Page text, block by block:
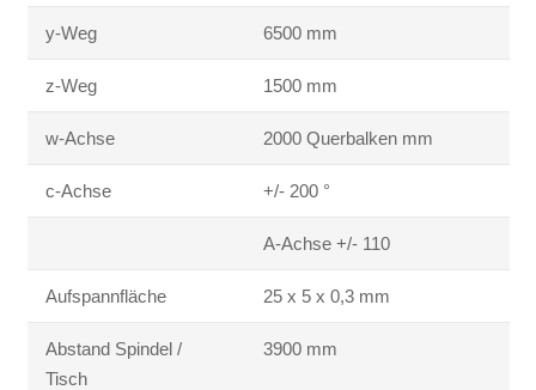
y-Weg 6500 mm
z-Weg 1500 mm
w-Achse 2000 Querbalken mm
c-Achse +/- 200 °
A-Achse +/- 110
Aufspannfläche 25 x 5 x 0,3 mm
Abstand Spindel /
Tisch
3900 mm